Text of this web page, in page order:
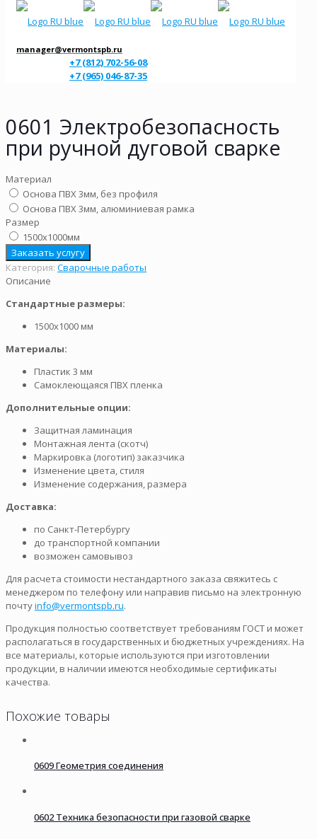
manager@vermontspb.ru
+7 (812) 702-56-08
+7 (965) 046-87-35
0601 Электробезопасность
при ручной дуговой сварке
Материал
Основа ПВХ 3мм, без профиля
Основа ПВХ 3мм, алюминиевая рамка
Размер
1500х1000мм
Заказать услугу
Категория: Сварочные работы
Описание
Стандартные размеры:
1500х1000 мм
Материалы:
Пластик 3 мм
Самоклеющаяся ПВХ пленка
Дополнительные опции:
Защитная ламинация
Монтажная лента (скотч)
Маркировка (логотип) заказчика
Изменение цвета, стиля
Изменение содержания, размера
Доставка:
по Санкт-Петербургу
до транспортной компании
возможен самовывоз
Для расчета стоимости нестандартного заказа свяжитесь с
менеджером по телефону или направив письмо на электронную
почтуinfo@vermontspb.ru.
Продукция полностью соответствует требованиям ГОСТ и может
располагаться в государственных и бюджетных учреждениях. На
все материалы, которые используются при изготовлении
продукции, в наличии имеются необходимые сертификаты
качества.
Похожие товары
0609 Геометрия соединения
0602 Техника безопасности при газовой сварке